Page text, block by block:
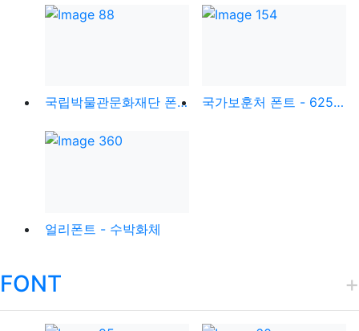
국립박물관문화재단 폰트 - 박물관문화재단클래식 국가보훈처 폰트 - 62570체
얼리폰트 - 수박화체
FONT